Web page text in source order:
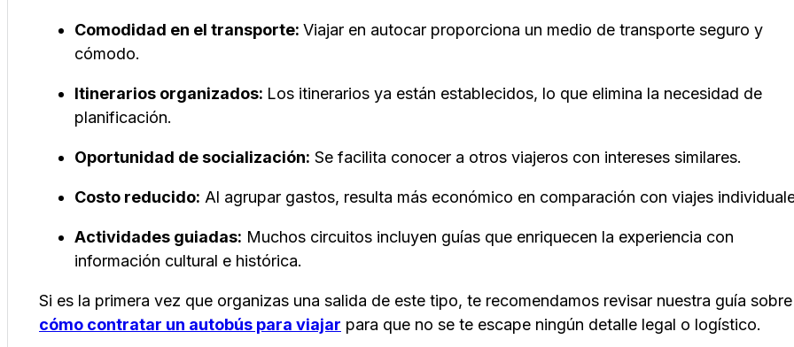
Comodidad en el transporte: Viajar en autocar proporciona un medio de transporte seguro y
cómodo.
Itinerarios organizados: Los itinerarios ya están establecidos, lo que elimina la necesidad de
planificación.
Oportunidad de socialización: Se facilita conocer a otros viajeros con intereses similares.
Costo reducido: Al agrupar gastos, resulta más económico en comparación con viajes
Actividades guiadas: Muchos circuitos incluyen guías que enriquecen la experiencia con
información cultural e histórica.
Si es la primera vez que organizas una salida de este tipo, te recomendamos revisar nuestra guía sobre
cómo contratar un autobús para viajar para que no se te escape ningún detalle legal o logístico.